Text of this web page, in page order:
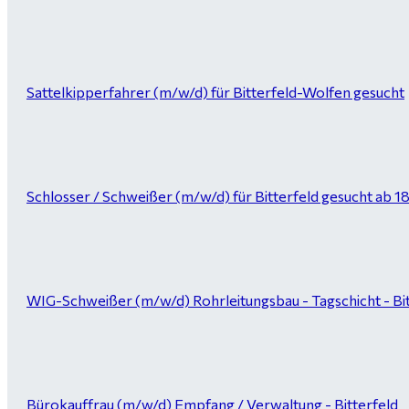
Sattelkipperfahrer (m/w/d) für Bitterfeld-Wolfen gesucht
Schlosser / Schweißer (m/w/d) für Bitterfeld gesucht ab
WIG-Schweißer (m/w/d) Rohrleitungsbau - Tagschicht -
Bürokauffrau (m/w/d) Empfang / Verwaltung - Bitterfeld